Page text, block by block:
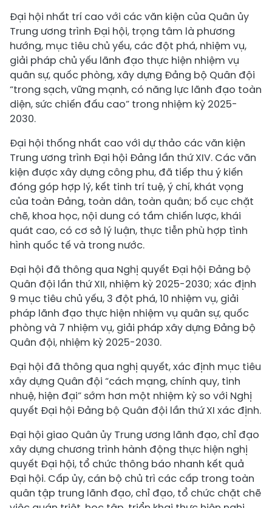
Đại hội nhất trí cao với các văn kiện của Quân ủy
Trung ương trình Đại hội, trọng tâm là phương
hướng, mục tiêu chủ yếu, các đột phá, nhiệm vụ,
giải pháp chủ yếu lãnh đạo thực hiện nhiệm vụ
quân sự, quốc phòng, xây dựng Đảng bộ Quân đội
“trong sạch, vững mạnh, có năng lực lãnh đạo toàn
diện, sức chiến đấu cao” trong nhiệm kỳ 2025-
2030.
Đại hội thống nhất cao với dự thảo các văn kiện
Trung ương trình Đại hội Đảng lần thứ XIV. Các văn
kiện được xây dựng công phu, đã tiếp thu ý kiến
đóng góp hợp lý, kết tinh trí tuệ, ý chí, khát vọng
của toàn Đảng, toàn dân, toàn quân; bố cục chặt
chẽ, khoa học, nội dung có tầm chiến lược, khái
quát cao, có cơ sở lý luận, thực tiễn phù hợp tình
hình quốc tế và trong nước.
Đại hội đã thông qua Nghị quyết Đại hội Đảng bộ
Quân đội lần thứ XII, nhiệm kỳ 2025-2030; xác định
9 mục tiêu chủ yếu, 3 đột phá, 10 nhiệm vụ, giải
pháp lãnh đạo thực hiện nhiệm vụ quân sự, quốc
phòng và 7 nhiệm vụ, giải pháp xây dựng Đảng bộ
Quân đội, nhiệm kỳ 2025-2030.
Đại hội đã thông qua nghị quyết, xác định mục tiêu
xây dựng Quân đội “cách mạng, chính quy, tinh
nhuệ, hiện đại” sớm hơn một nhiệm kỳ so với Nghị
quyết Đại hội Đảng bộ Quân đội lần thứ XI xác định.
Đại hội giao Quân ủy Trung ương lãnh đạo, chỉ đạo
xây dựng chương trình hành động thực hiện nghị
quyết Đại hội, tổ chức thông báo nhanh kết quả
Đại hội. Cấp ủy, cán bộ chủ trì các cấp trong toàn
quân tập trung lãnh đạo, chỉ đạo, tổ chức chặt chẽ